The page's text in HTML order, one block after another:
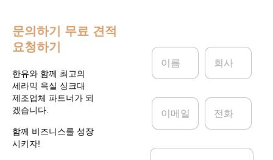
문의하기 무료 견적
요청하기
한유와 함께 최고의
세라믹 욕실 싱크대
제조업체 파트너가 되
겠습니다.
함께 비즈니스를 성장
시키자!
이
*
회
이
일
전
메